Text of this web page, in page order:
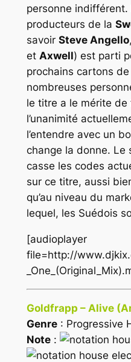
personne
producteurs de la
savoir Steve Angello,
et Axwell) est parti
prochains cartons de
nombreuses
le titre a le mérite de
l’unanimité
l’entendre avec un
change la donne. Le
casse les codes
sur ce titre, aussi
qu’au niveau du
lequel, les Suédois
[audioplayer
file=http://
Goldfrapp – Alive
Genre: Progressive
Note: